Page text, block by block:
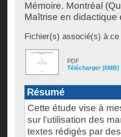
Mémoire. Montréal
Maîtrise en didactique
Fichier(s) associé(s) à ce
PDF
Télécharger (6MB)
Résumé
Cette étude vise à
sur l’utilisation des
textes rédigés par